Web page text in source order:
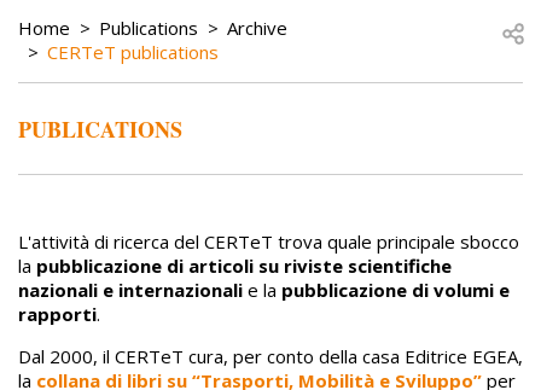
BREADCRUMB
Home Publications
Archive
CERTeT publications
PUBLICATIONS
L'attività di ricerca del CERTeT trova quale principale sbocco
la pubblicazione di articoli su riviste scientifiche
nazionali e internazionali e la pubblicazione di volumi e
rapporti.
Dal 2000, il CERTeT cura, per conto della casa Editrice EGEA,
la collana di libri su “Trasporti, Mobilità e Sviluppo” per